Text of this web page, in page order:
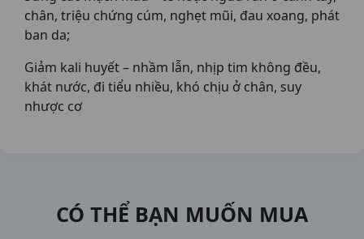
chân, triệu chứng cúm, nghẹt mũi, đau xoang, phát
ban da;
Giảm kali huyết – nhầm lẫn, nhịp tim không đều,
khát nước, đi tiểu nhiều, khó chịu ở chân, suy
nhược cơ
CÓ THỂ BẠN MUỐN MUA